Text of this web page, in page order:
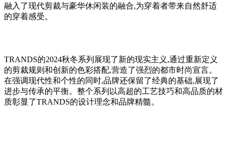
融入了现代剪裁与豪华休闲装的融合,为穿着者带来自然舒适
的穿着感受。
TRANDS的2024秋冬系列展现了新的现实主义,通过重新定义
的剪裁规则和创新的色彩搭配,营造了强烈的都市时尚宣言。
在强调现代性和个性的同时,品牌还保留了经典的基础,展现了
进步与传承的平衡。整个系列以高超的工艺技巧和高品质的材
质彰显了TRANDS的设计理念和品牌精髓。